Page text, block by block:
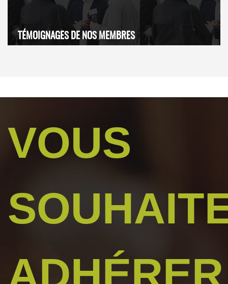
TÉMOIGNAGES DE NOS MEMBRES
VOUS